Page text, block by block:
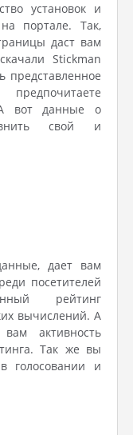
установок и
портале. Так,
даст вам
Stickman
представленное
А вот данные о
свой и
дает вам
посетителей
рейтинг
вычислений. А
вам активность
Так же вы
голосовании и